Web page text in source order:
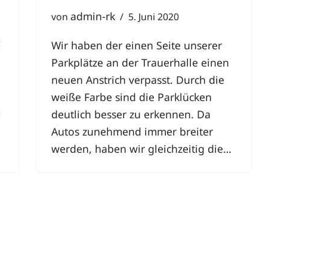
von admin-rk 5. Juni 2020
Wir haben der einen Seite unserer
Parkplätze an der Trauerhalle einen
neuen Anstrich verpasst. Durch die
weiße Farbe sind die Parklücken
deutlich besser zu erkennen. Da
Autos zunehmend immer breiter
werden, haben wir gleichzeitig die…